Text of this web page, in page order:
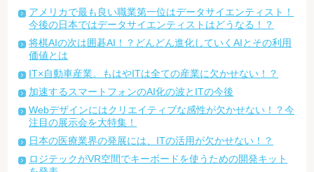
アメリカで最も良い職業第一位はデータサイエンティスト！
今後の日本ではデータサイエンティストはどうなる！？
将棋AIの次は囲碁AI！？どんどん進化していくAIとその利用
価値とは
IT×自動車産業。もはやITは全ての産業に欠かせない！？
加速するスマートフォンのAI化の波とITの今後
Webデザインにはクリエイティブな感性が欠かせない！？今
注目の展示会を大特集！
日本の医療業界の発展には、ITの活用が欠かせない！？
ロジテックがVR空間でキーボードを使うための開発キット